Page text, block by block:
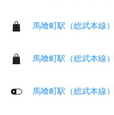
馬喰町駅（総武本線
馬喰町駅（総武本線
馬喰町駅（総武本線